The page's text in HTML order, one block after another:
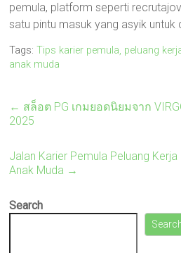
pemula, platform seperti
satu pintu masuk yang asyik untuk
Tags:Tips karier pemula, peluang
anak muda
← สล็อต PG เกมยอดนิยมจาก
2025
Jalan Karier Pemula Peluang
Anak Muda →
Search